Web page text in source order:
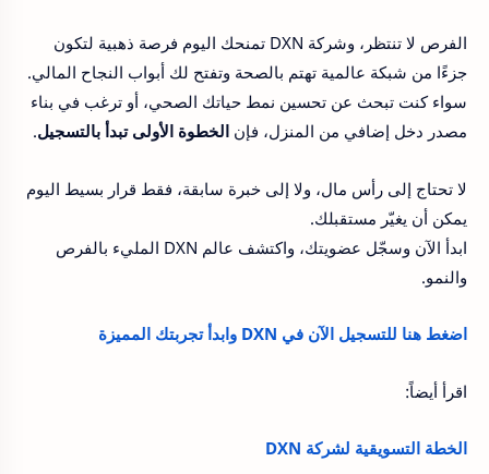
الفرص لا تنتظر، وشركة DXN تمنحك اليوم فرصة ذهبية لتكون
جزءًا من شبكة عالمية تهتم بالصحة وتفتح لك أبواب النجاح المالي.
سواء كنت تبحث عن تحسين نمط حياتك الصحي، أو ترغب في بناء
مصدر دخل إضافي من المنزل، فإن الخطوة الأولى تبدأ بالتسجيل.
لا تحتاج إلى رأس مال، ولا إلى خبرة سابقة، فقط قرار بسيط اليوم
يمكن أن يغيّر مستقبلك.
ابدأ الآن وسجّل عضويتك، واكتشف عالم DXN المليء بالفرص
والنمو.
اضغط هنا للتسجيل الآن في DXN وابدأ تجربتك المميزة
اقرأ أيضاً:
الخطة التسويقية لشركة DXN